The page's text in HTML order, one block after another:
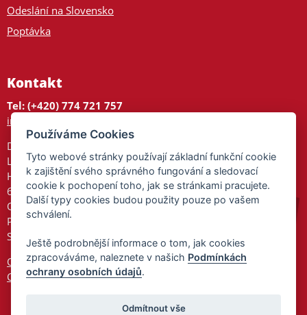
Odeslání na Slovensko
Poptávka
Kontakt
Tel: (+420) 774 721 757
info@tajnedarky.cz
Dárkové centrum
Legionářů 2
Hodonín
695 01
Otevřeno:
Po-Pá 9-17
So 9-11:30
Ochrana osobních údajů
Cookies
Používáme Cookies
Tyto webové stránky používají základní funkční cookie
k zajištění svého správného fungování a sledovací
cookie k pochopení toho, jak se stránkami pracujete.
Další typy cookies budou použity pouze po vašem
schválení.
Ještě podrobnější informace o tom, jak cookies
zpracováváme, naleznete v našich Podmínkách
ochrany osobních údajů.
Odmítnout vše